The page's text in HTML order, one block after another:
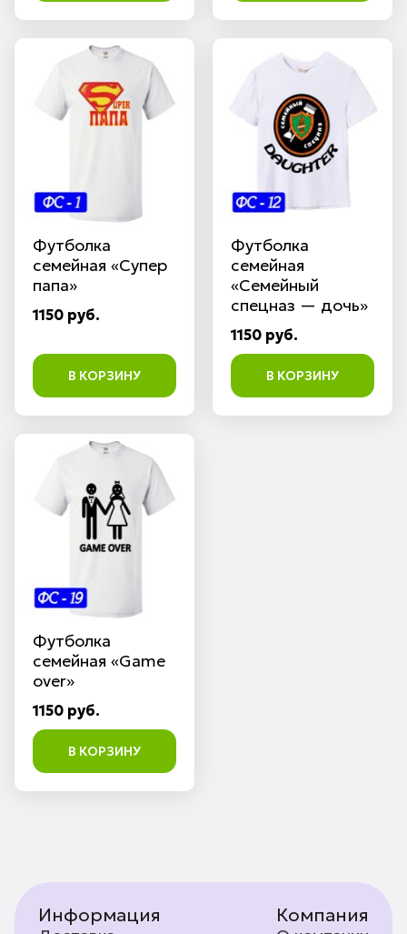
Футболка
семейная «Супер
папа»
1150 руб.
В КОРЗИНУ
Футболка
семейная
«Семейный
спецназ — дочь»
1150 руб.
В КОРЗИНУ
Футболка
семейная «Game
over»
1150 руб.
В КОРЗИНУ
Информация Компания